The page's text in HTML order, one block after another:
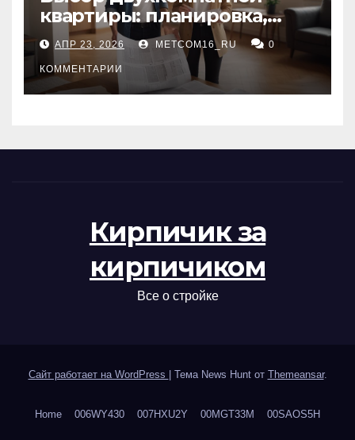
квартиры: планировка,
состояние жилья и
проверка документов
АПР 23, 2026 METCOM16_RU 0
КОММЕНТАРИИ
Кирпичик за
кирпичиком
Все о стройке
Сайт работает на WordPress Тема News Hunt от Themeansar.
Home 006WY430 007HXU2Y 00MGT33M 00SAOS5H